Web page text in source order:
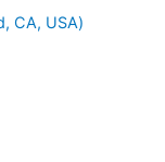
USA)